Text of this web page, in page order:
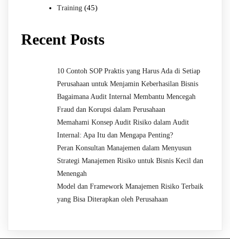
Training (45)
Recent Posts
10 Contoh SOP Praktis yang Harus Ada di Setiap
Perusahaan untuk Menjamin Keberhasilan Bisnis
Bagaimana Audit Internal Membantu Mencegah
Fraud dan Korupsi dalam Perusahaan
Memahami Konsep Audit Risiko dalam Audit
Internal: Apa Itu dan Mengapa Penting?
Peran Konsultan Manajemen dalam Menyusun
Strategi Manajemen Risiko untuk Bisnis Kecil dan
Menengah
Model dan Framework Manajemen Risiko Terbaik
yang Bisa Diterapkan oleh Perusahaan